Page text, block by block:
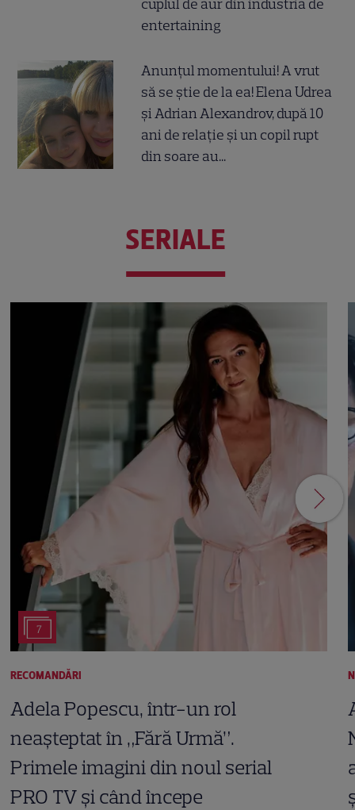
cuplul de aur din industria de
entertaining
Anunțul momentului! A vrut
să se știe de la ea! Elena Udrea
și Adrian Alexandrov, după 10
ani de relație și un copil rupt
din soare au...
SERIALE
7
RECOMANDĂRI
Adela Popescu, într-un rol
neașteptat în „Fără Urmă”.
Primele imagini din noul serial
PRO TV și când începe